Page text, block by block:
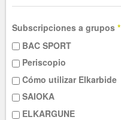
Subscripciones a grupos *
BAC SPORT
Periscopio
Cómo utilizar Elkarbide
SAIOKA
ELKARGUNE